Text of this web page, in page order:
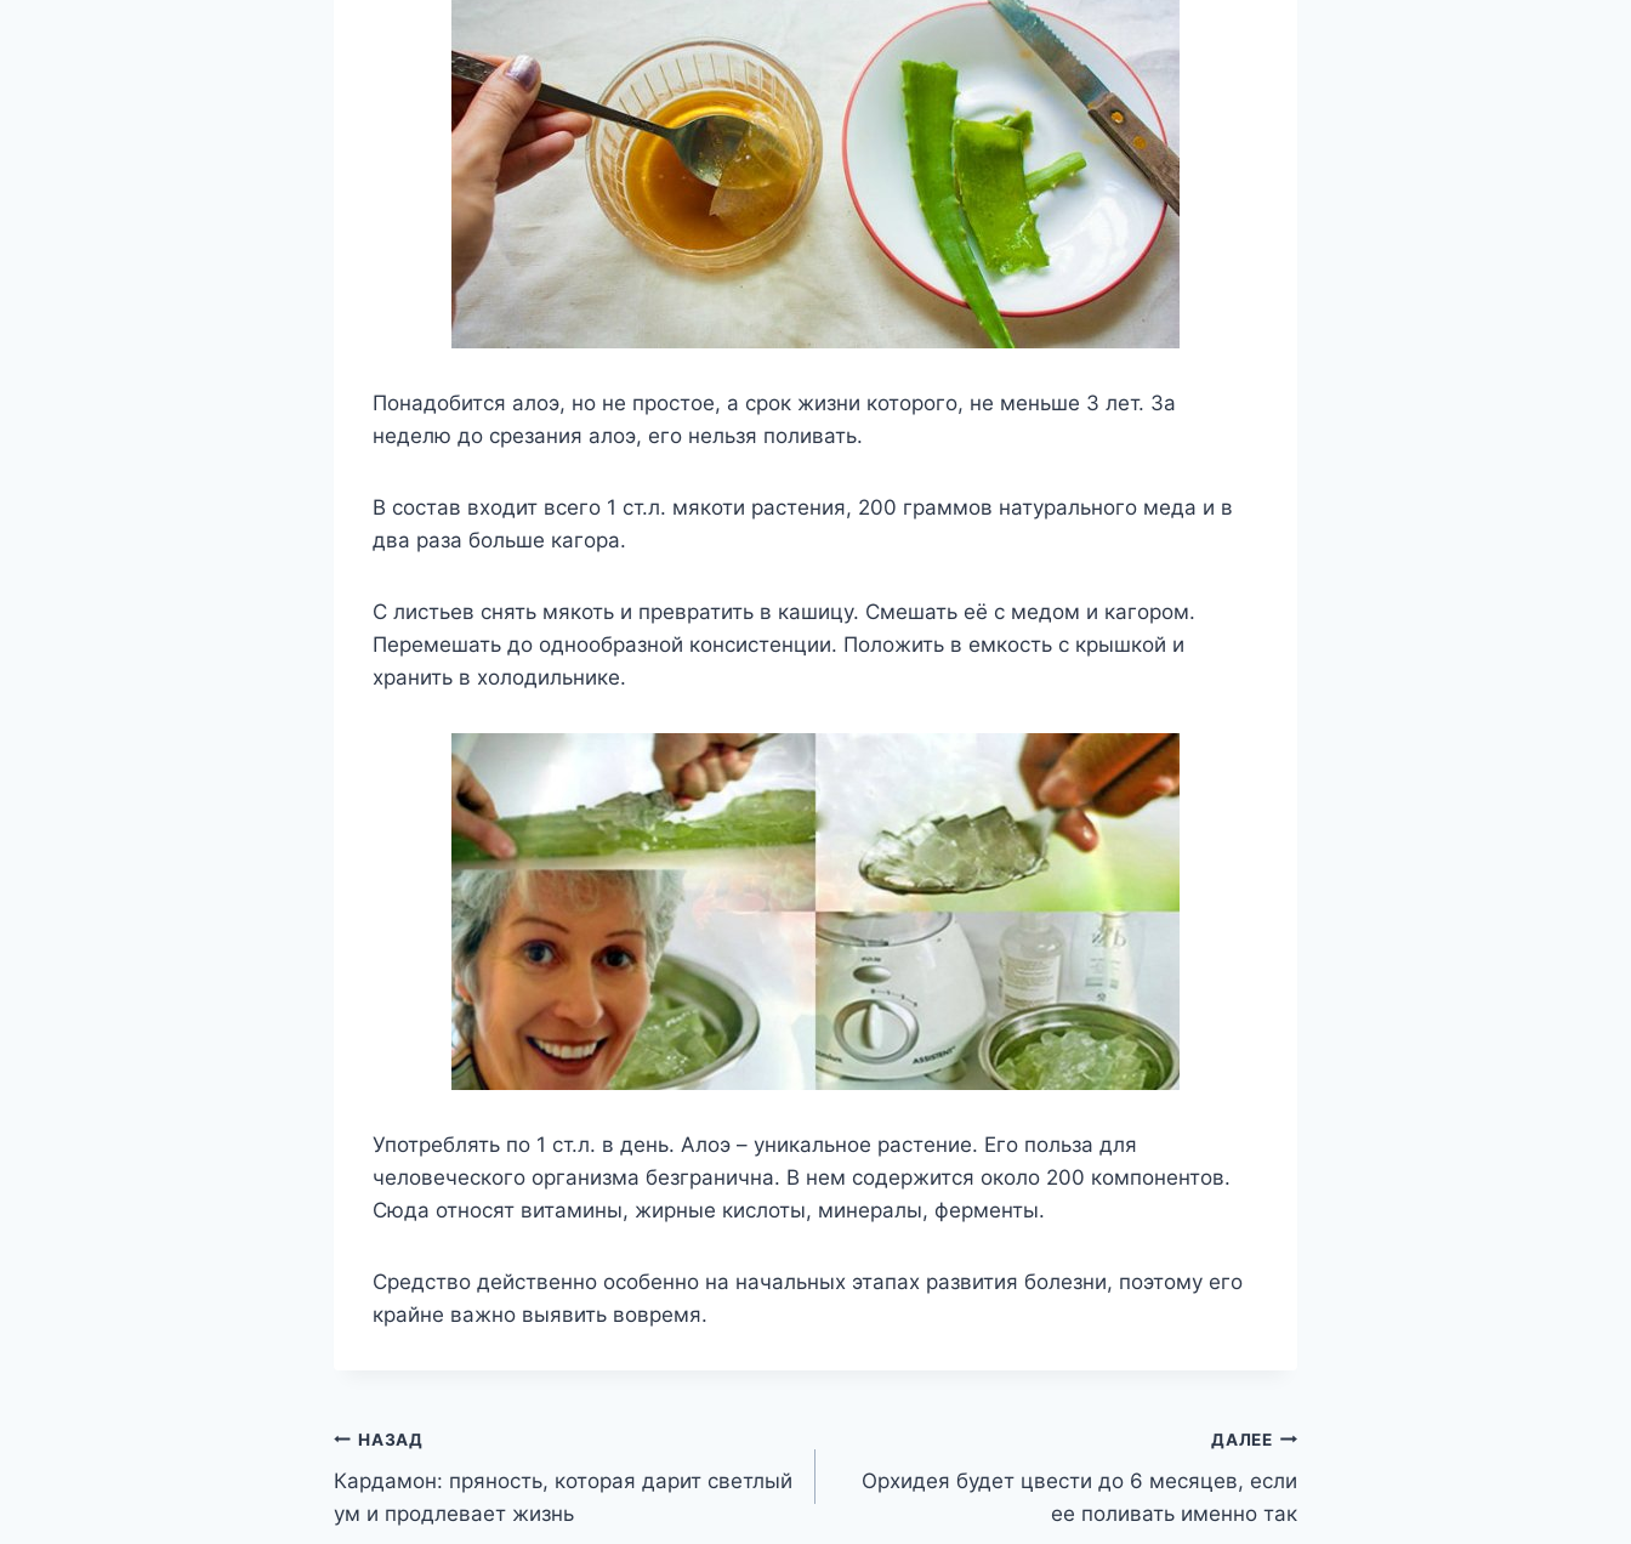
Понадобится алоэ, но не простое, а срок жизни которого, не меньше 3 лет. За
неделю до срезания алоэ, его нельзя поливать.
В состав входит всего 1 ст.л. мякоти растения, 200 граммов натурального меда и в
два раза больше кагора.
С листьев снять мякоть и превратить в кашицу. Смешать её с медом и кагором.
Перемешать до однообразной консистенции. Положить в емкость с крышкой и
хранить в холодильнике.
Употреблять по 1 ст.л. в день. Алоэ – уникальное растение. Его польза для
человеческого организма безгранична. В нем содержится около 200 компонентов.
Сюда относят витамины, жирные кислоты, минералы, ферменты.
Средство действенно особенно на начальных этапах развития болезни, поэтому его
крайне важно выявить вовремя.
Навигация
по
НАЗАД
Кардамон: пряность, которая дарит светлый
ум и продлевает жизнь
ДАЛЕЕ
Орхидея будет цвести до 6 месяцев, если
ее поливать именно так